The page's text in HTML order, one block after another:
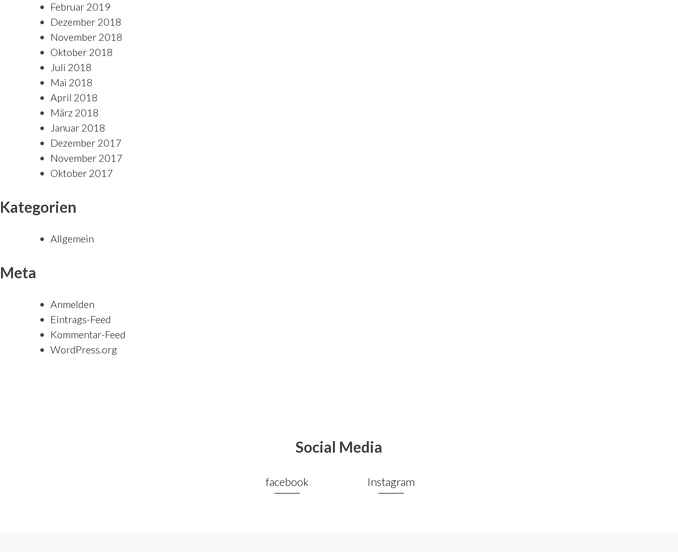
Februar 2019
Dezember 2018
November 2018
Oktober 2018
Juli 2018
Mai 2018
April 2018
März 2018
Januar 2018
Dezember 2017
November 2017
Oktober 2017
Kategorien
Allgemein
Meta
Anmelden
Eintrags-Feed
Kommentar-Feed
WordPress.org
Social Media
facebook Instagram